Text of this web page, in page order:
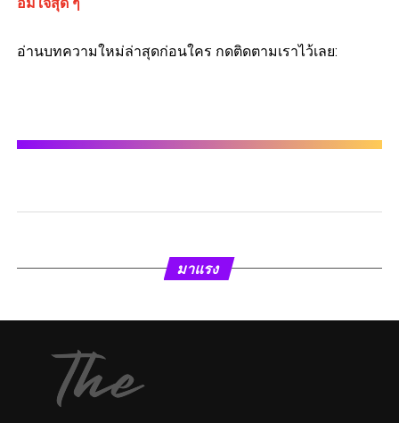
อ่านบทความใหม่ล่าสุดก่อนใคร กดติดตามเราไว้เลย:
มาแรง